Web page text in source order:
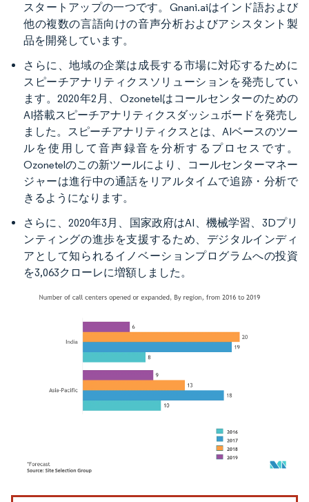
スタートアップの一つです。Gnani.aiはインド語および
他の複数の言語向けの音声分析およびアシスタント製
品を開発しています。
さらに、地域の企業は成長する市場に対応するために
スピーチアナリティクスソリューションを発売してい
ます。2020年2月、Ozonetelはコールセンターのための
AI搭載スピーチアナリティクスダッシュボードを発売し
ました。スピーチアナリティクスとは、AIベースのツー
ルを使用して音声録音を分析するプロセスです。
Ozonetelのこの新ツールにより、コールセンターマネー
ジャーは進行中の通話をリアルタイムで追跡・分析で
きるようになります。
さらに、2020年3月、国家政府はAI、機械学習、3Dプリ
ンティングの進歩を支援するため、デジタルインディ
アとして知られるイノベーションプログラムへの投資
を3,063クローレに増額しました。
画像 © Mordor Intelligence。再利用にはCC BY 4.0の表示が必要です。